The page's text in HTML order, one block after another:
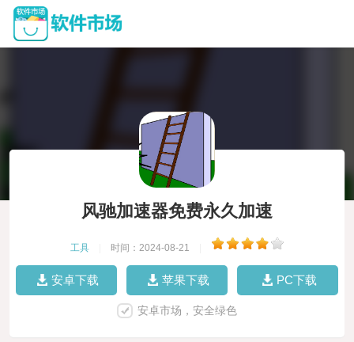
风驰加速器免费永久加速
工具 时间：2024-08-21
安卓下载 苹果下载 PC下载
安卓市场，安全绿色